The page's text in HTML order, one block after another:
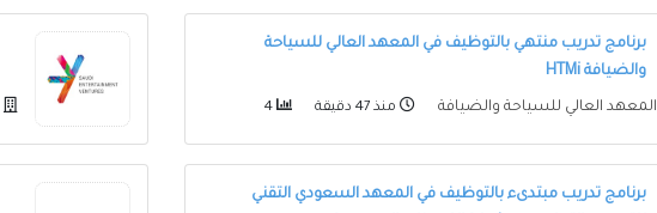
برنامج تدريب منتهي بالتوظيف في المعهد العالي للسياحة
والضيافة HTMi
المعهد العالي للسياحة والضيافة منذ 47 دقيقة
برنامج تدريب مبتدىء بالتوظيف في المعهد السعودي التقني